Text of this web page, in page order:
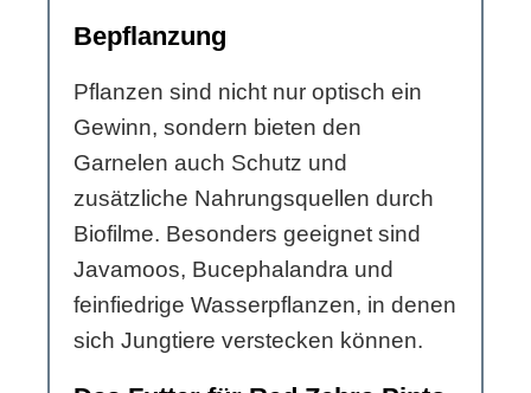
Bepflanzung
Pflanzen sind nicht nur optisch ein
Gewinn, sondern bieten den
Garnelen auch Schutz und
zusätzliche Nahrungsquellen durch
Biofilme. Besonders geeignet sind
Javamoos, Bucephalandra und
feinfiedrige Wasserpflanzen, in denen
sich Jungtiere verstecken können.